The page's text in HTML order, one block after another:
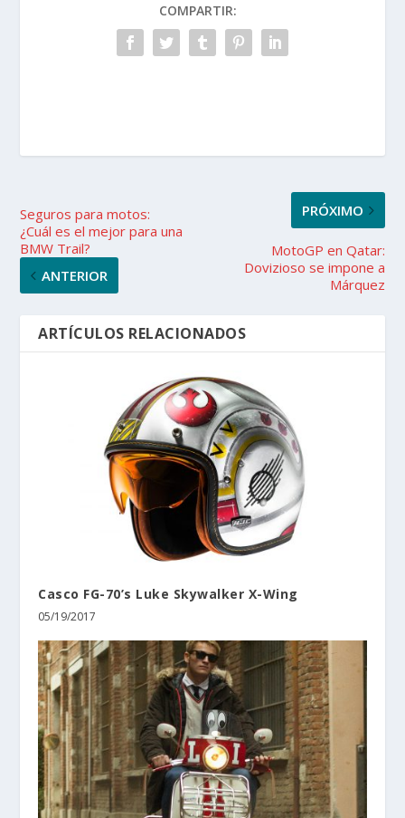
COMPARTIR:
Seguros para motos:
¿Cuál es el mejor para una
BMW Trail?
ANTERIOR
PRÓXIMO
MotoGP en Qatar:
Dovizioso se impone a
Márquez
ARTÍCULOS RELACIONADOS
Casco FG-70’s Luke Skywalker X-Wing
05/19/2017